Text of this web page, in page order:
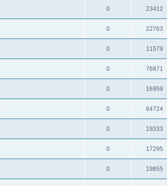
0 23412
0 22763
0 11579
0 76871
0 16959
0 64724
0 19333
0 17295
0 19855